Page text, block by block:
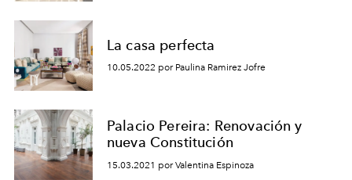
La casa perfecta
10.05.2022 por Paulina Ramirez Jofre
Palacio Pereira: Renovación y
nueva Constitución
15.03.2021 por Valentina Espinoza